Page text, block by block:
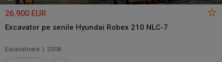
26.900 EUR
Excavator pe senile Hyundai Robex 210 NLC-7
Excavatoare | 2008